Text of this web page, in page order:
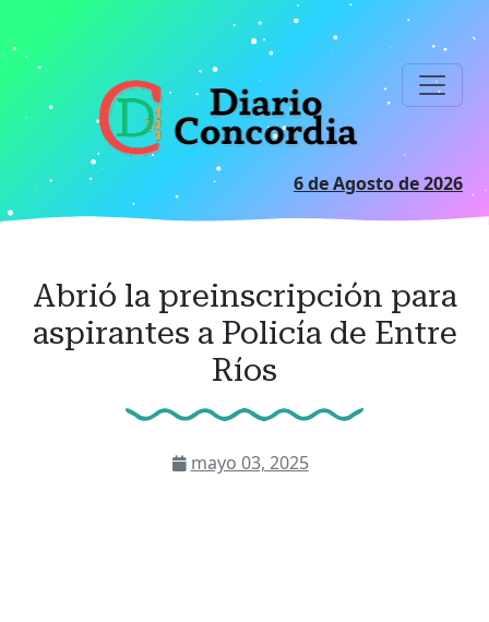
contenido
6 de Agosto de 2026
Abrió la preinscripción para
aspirantes a Policía de Entre
Ríos
mayo 03, 2025